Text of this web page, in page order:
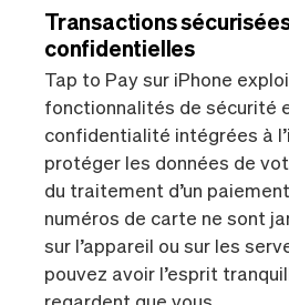
Transactions
confidentielles
Tap to Pay sur iPhone
fonctionnalités de sécurité
confidentialité intégrées à
protéger les données de
du traitement d’un
numéros de carte ne sont
sur l’appareil ou sur les
pouvez avoir l’esprit